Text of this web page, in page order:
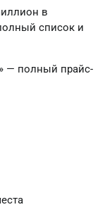
в
список и
— полный прайс-